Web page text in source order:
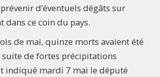
d’éventuels dégâts sur
dans ce coin du pays.
de mai, quinze morts avaient été
suite de fortes précipitations
indiqué mardi 7 mai le député